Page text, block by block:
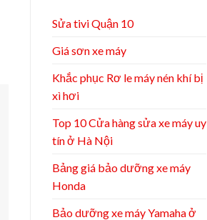
Sửa tivi Quận 10
Giá sơn xe máy
Khắc phục Rơ le máy nén khí bị
xì hơi
Top 10 Cửa hàng sửa xe máy uy
tín ở Hà Nội
Bảng giá bảo dưỡng xe máy
Honda
Bảo dưỡng xe máy Yamaha ở